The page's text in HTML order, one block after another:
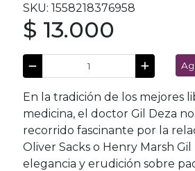
SKU: 1558218376958
$ 13.000
En la tradición de los mejores
medicina, el doctor Gil Deza
recorrido fascinante por la
Oliver Sacks o Henry Marsh
elegancia y erudición sobre